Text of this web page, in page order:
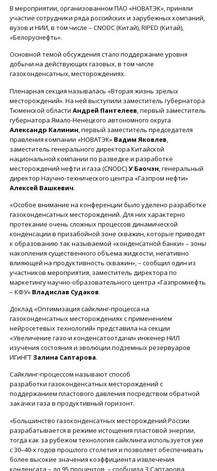
В мероприятии, организованном ПАО «НОВАТЭК», приняли
участие сотрудники ряда российских и зарубежных компаний,
вузов и НИИ, в том числе – CNODC (Китай), RIPED (Китай),
«Белоруснефть».
Основной темой обсуждения стало поддержание уровня
добычи на действующих газовых, в том числе
газоконденсатных, месторождениях.
Пленарная секция называлась «Вторая жизнь зрелых
месторождений». На ней выступили заместитель губернатора
Тюменской области Андрей Пантелеев , первый заместитель
губернатора Ямало-Ненецкого автономного округа
Александр Калинин , первый заместитель председателя
правления компании «НОВАТЭК» Вадим Яковлев
заместитель генерального директора Китайской
национальной компании по разведке и разработке
месторождений нефти и газа (CNODC)У Баочэн , генеральный
директор Научно-технического центра «Газпром нефти»
Алексей Вашкевич.
«Особое внимание на конференции было уделено разработке
газоконденсатных месторождений. Для них характерно
протекание очень сложных процессов динамической
конденсации в призабойной зоне скважин, которые приводят
к образованию так называемой «конденсатной банки» – зоны
накопления существенного объема жидкости, негативно
влияющей на продуктивность скважин», – сообщил один из
участников мероприятия, заместитель директора по
маркетингу научно-образовательного центра «Газпромнефть
– КФУ» Владислав Судаков.
Доклад «Оптимизация сайклинг-процесса на
газоконденсатных месторождениях с применением
нейросетевых технологий» представила на секции
«Увеличение газо-и конденсатоотдачи» инженер НИЛ
изучения состояния и эволюции подземных резервуаров
ИГиНГТ Залина Саптарова.
Сайклинг-процессом называют способ
разработки газоконденсатных месторождений с
поддержанием пластового давления посредством обратной
закачки газа в продуктивный горизонт.
«Большинство газоконденсатных месторождений России
разрабатывается в режиме истощения пластовой энергии,
тогда как за рубежом технология сайклинга используется уже
с 30–40-х годов прошлого столетия и позволяет обеспечивать
более высокие значения коэффициента извлечения
конденсата – до 95 процентов, – сообщила З.Саптарова.